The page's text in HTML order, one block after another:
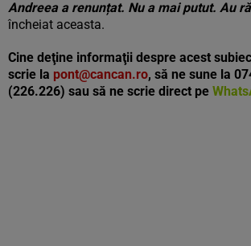
Andreea a renunțat. Nu a mai putut. Au
încheiat aceasta.
Cine deţine informaţii despre acest
scrie la pont@cancan.ro, să ne sune la
(226.226) sau să ne scrie direct pe